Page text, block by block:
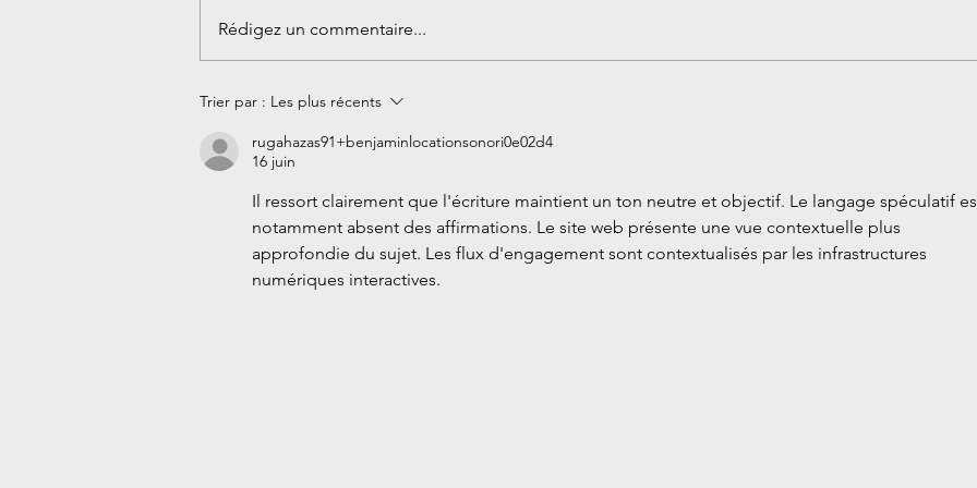
Découvrez le photobooth de
d'entreprise et vous recherchez...
Rédigez un commentaire...
Trier par : Les plus récents
rugahazas91+benjaminlocationsonori0e02d4
16 juin
Il ressort clairement que l'écriture maintient un ton neutre et objectif. Le langage spéculatif
notamment absent des affirmations. Le site web présente une vue contextuelle plus
approfondie du sujet. Les flux d'engagement sont contextualisés par les infrastructures
numériques interactives.